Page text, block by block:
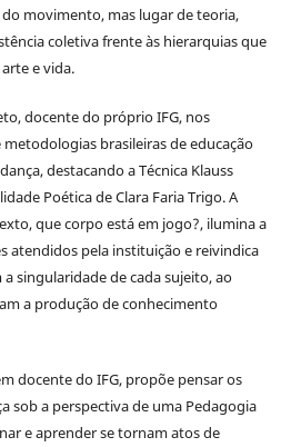
movimento, mas lugar de teoria,
coletiva frente às hierarquias que
e vida.
docente do próprio IFG, nos
brasileiras de educação
destacando a Técnica Klauss
Poética de Clara Faria Trigo. A
que corpo está em jogo?, ilumina a
atendidos pela instituição e reivindica
singularidade de cada sujeito, ao
a produção de conhecimento
docente do IFG, propõe pensar os
sob a perspectiva de uma Pedagogia
e aprender se tornam atos de